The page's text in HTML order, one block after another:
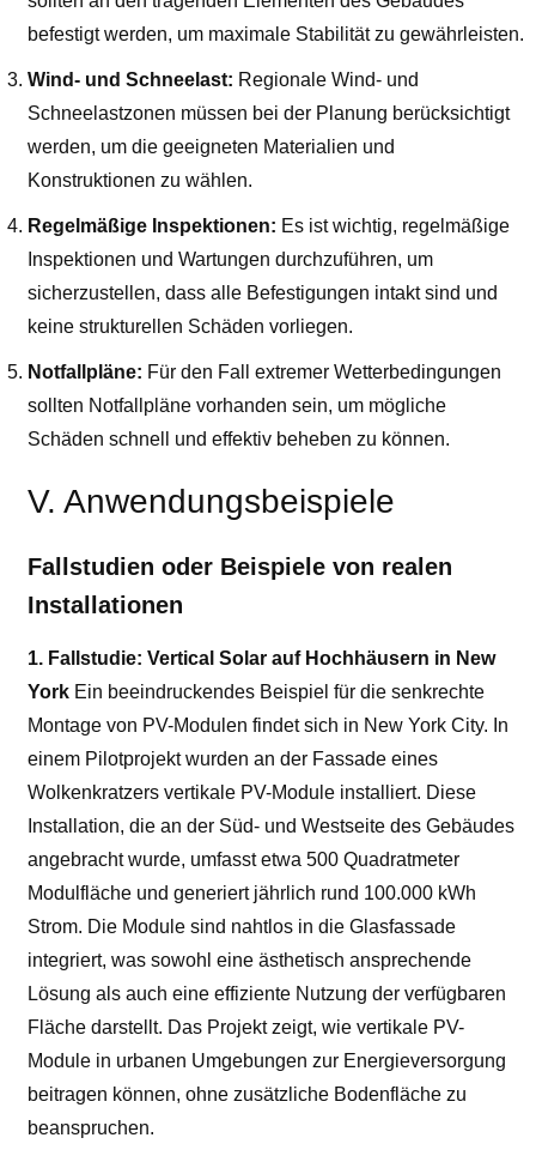
befestigt werden, um maximale Stabilität zu gewährleisten.
Wind- und Schneelast: Regionale Wind- und
Schneelastzonen müssen bei der Planung berücksichtigt
werden, um die geeigneten Materialien und
Konstruktionen zu wählen.
Regelmäßige Inspektionen: Es ist wichtig, regelmäßige
Inspektionen und Wartungen durchzuführen, um
sicherzustellen, dass alle Befestigungen intakt sind und
keine strukturellen Schäden vorliegen.
Notfallpläne: Für den Fall extremer Wetterbedingungen
sollten Notfallpläne vorhanden sein, um mögliche
Schäden schnell und effektiv beheben zu können.
V. Anwendungsbeispiele
Fallstudien oder Beispiele von realen
Installationen
1. Fallstudie: Vertical Solar auf Hochhäusern in New
York Ein beeindruckendes Beispiel für die senkrechte
Montage von PV-Modulen findet sich in New York City. In
einem Pilotprojekt wurden an der Fassade eines
Wolkenkratzers vertikale PV-Module installiert. Diese
Installation, die an der Süd- und Westseite des Gebäudes
angebracht wurde, umfasst etwa 500 Quadratmeter
Modulfläche und generiert jährlich rund 100.000 kWh
Strom. Die Module sind nahtlos in die Glasfassade
integriert, was sowohl eine ästhetisch ansprechende
Lösung als auch eine effiziente Nutzung der verfügbaren
Fläche darstellt. Das Projekt zeigt, wie vertikale PV-
Module in urbanen Umgebungen zur Energieversorgung
beitragen können, ohne zusätzliche Bodenfläche zu
beanspruchen.